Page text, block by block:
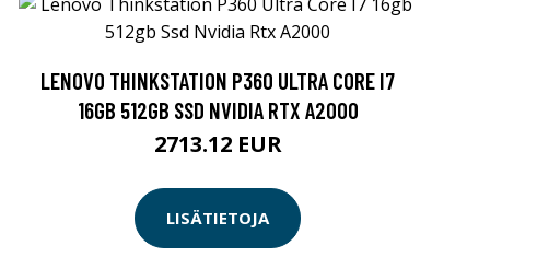
LENOVO THINKSTATION P360 ULTRA CORE I7
16GB 512GB SSD NVIDIA RTX A2000
2713.12 EUR
LISÄTIETOJA